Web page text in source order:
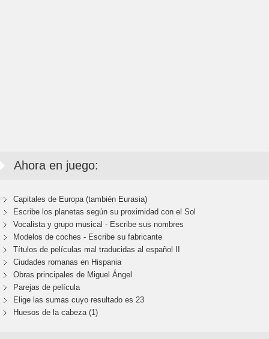
Ahora en juego:
Capitales de Europa (también Eurasia)
Escribe los planetas según su proximidad con el Sol
Vocalista y grupo musical - Escribe sus nombres
Modelos de coches - Escribe su fabricante
Títulos de películas mal traducidas al español II
Ciudades romanas en Hispania
Obras principales de Miguel Ángel
Parejas de película
Elige las sumas cuyo resultado es 23
Huesos de la cabeza (1)